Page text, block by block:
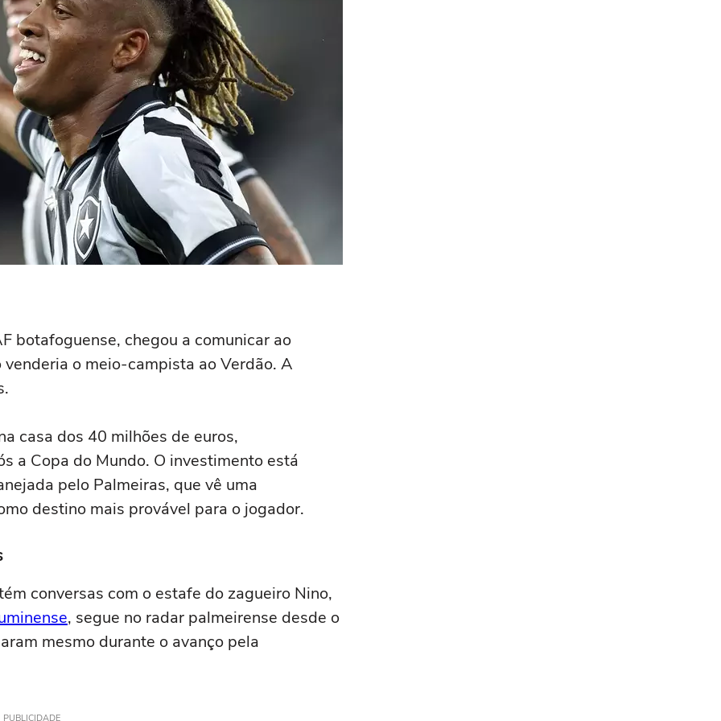
botafoguense, chegou a comunicar ao
o meio-campista ao Verdão. A
casa dos 40 milhões de euros,
a Copa do Mundo. O investimento está
pelo Palmeiras, que vê uma
destino mais provável para o jogador.
conversas com o estafe do zagueiro Nino,
, segue no radar palmeirense desde o
mesmo durante o avanço pela
PUBLICIDADE